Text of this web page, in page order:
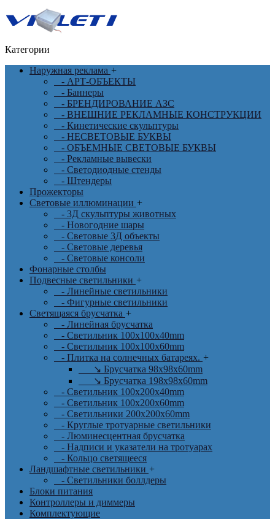
Категории
Наружная реклама +
- АРТ-ОБЪЕКТЫ
- Баннеры
- БРЕНДИРОВАНИЕ АЗС
- ВНЕШНИЕ РЕКЛАМНЫЕ КОНСТРУКЦИИ
- Кинетические скульптуры
- НЕСВЕТОВЫЕ БУКВЫ
- ОБЪЕМНЫЕ СВЕТОВЫЕ БУКВЫ
- Рекламные вывески
- Светодиодные стенды
- Штендеры
Прожекторы
Световые иллюминации +
- 3Д скульптуры животных
- Новогодние шары
- Световые 3Д объекты
- Световые деревья
- Световые консоли
Фонарные столбы
Подвесные светильники +
- Линейные светильники
- Фигурные светильники
Светящаяся брусчатка +
- Линейная брусчатка
- Светильник 100x100x40mm
- Светильник 100x100x60mm
- Плитка на солнечных батареях. +
↘ Брусчатка 98x98x60mm
↘ Брусчатка 198x98x60mm
- Светильник 100x200x40mm
- Светильник 100x200x60mm
- Светильники 200x200x60mm
- Круглые тротуарные светильники
- Люминесцентная брусчатка
- Надписи и указатели на тротуарах
- Кольцо светящееся
Ландшафтные светильники +
- Светильники боллдеры
Блоки питания
Контроллеры и диммеры
Комплектующие